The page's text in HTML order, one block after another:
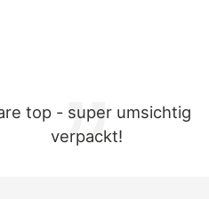
top - super umsichtig
verpackt!